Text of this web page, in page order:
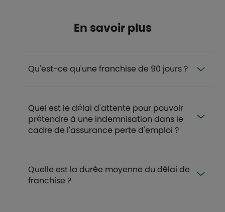
En savoir plus
Qu'est-ce qu'une franchise de 90 jours ?
Quel est le délai d'attente pour pouvoir
prétendre à une indemnisation dans le
cadre de l'assurance perte d'emploi ?
Quelle est la durée moyenne du délai de
franchise ?